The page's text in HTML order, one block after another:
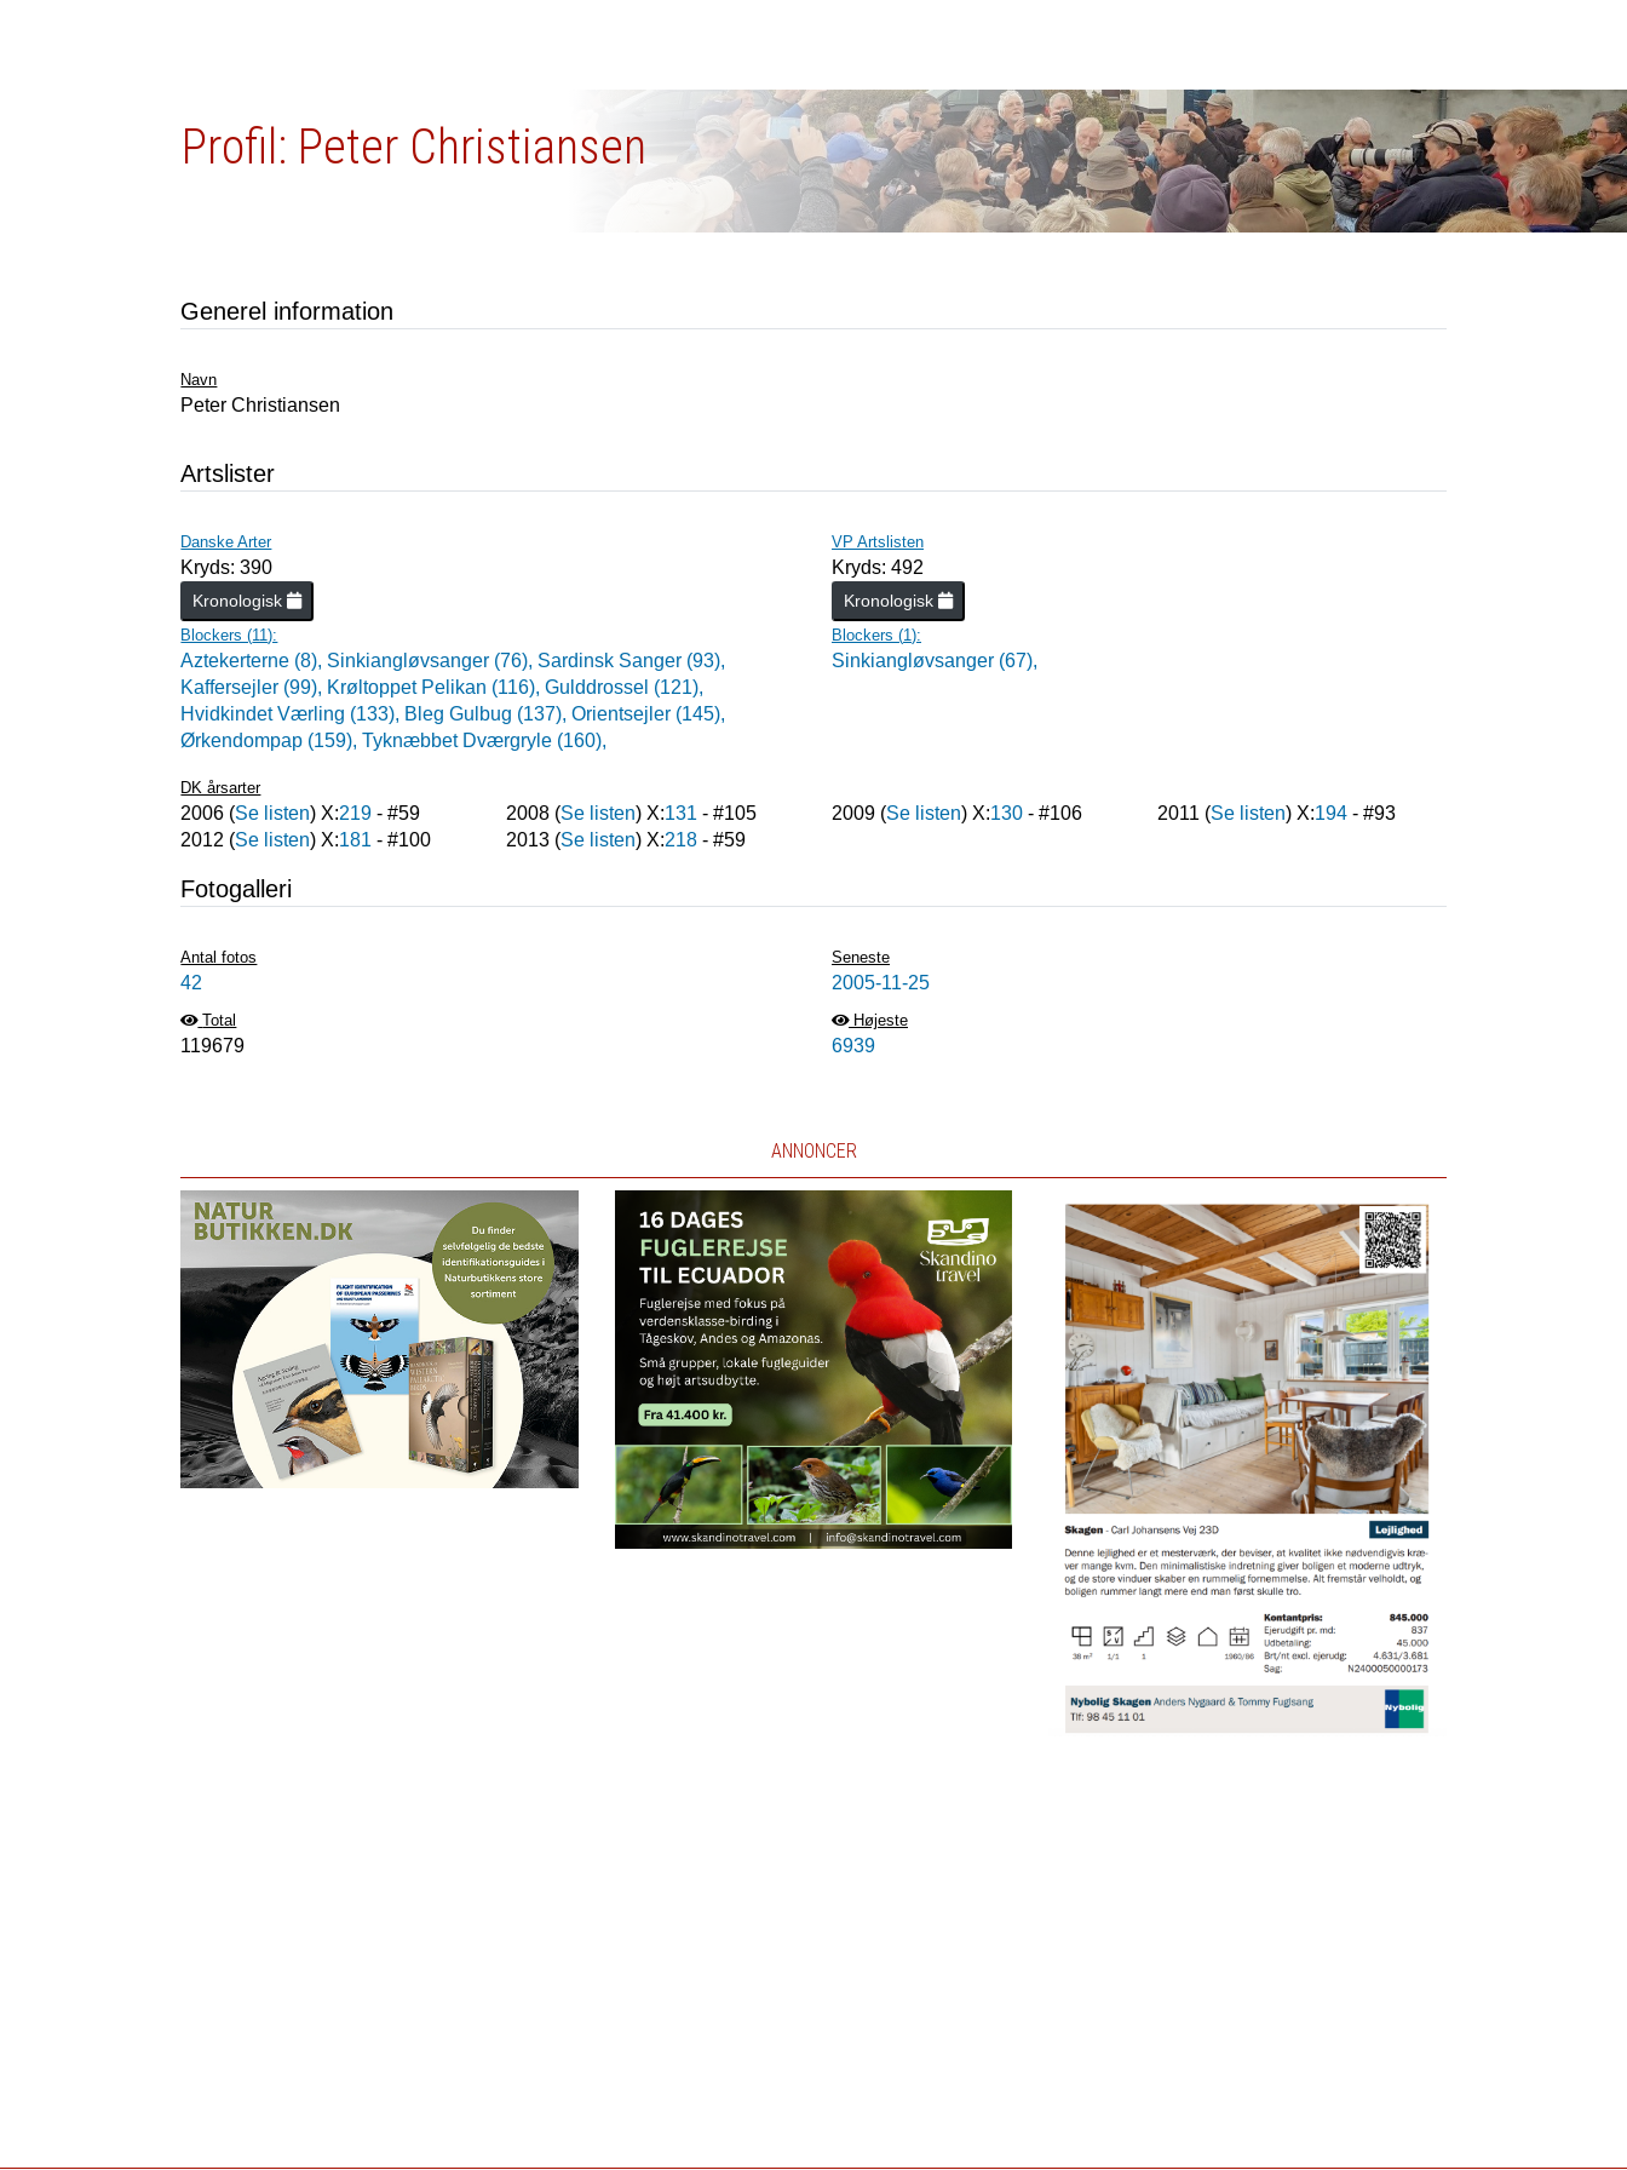
Profil: Peter Christiansen
Generel information
Navn
Peter Christiansen
Artslister
Danske Arter
Kryds: 390
Kronologisk
Blockers (11):
Aztekerterne (8), Sinkiangløvsanger (76), Sardinsk Sanger (93),
Kaffersejler (99), Krøltoppet Pelikan (116),Gulddrossel (121),
Hvidkindet Værling (133), Bleg Gulbug (137),Orientsejler (145),
Ørkendompap (159),Tyknæbbet Dværgryle (160),
VP Artslisten
Kryds: 492
Kronologisk
Blockers (1):
Sinkiangløvsanger (67),
DK årsarter
2006 (Se listen) X:219 - #59 2008 (Se listen) X:131 - #105 2009 (Se listen) X:130 - #106 2011 (Se listen) X:194- #93
2012 (Se listen) X:181 - #100 2013 (Se listen) X:218 - #59
Fotogalleri
Antal fotos
42
Seneste
2005-11-25
Total
119679
Højeste
6939
ANNONCER